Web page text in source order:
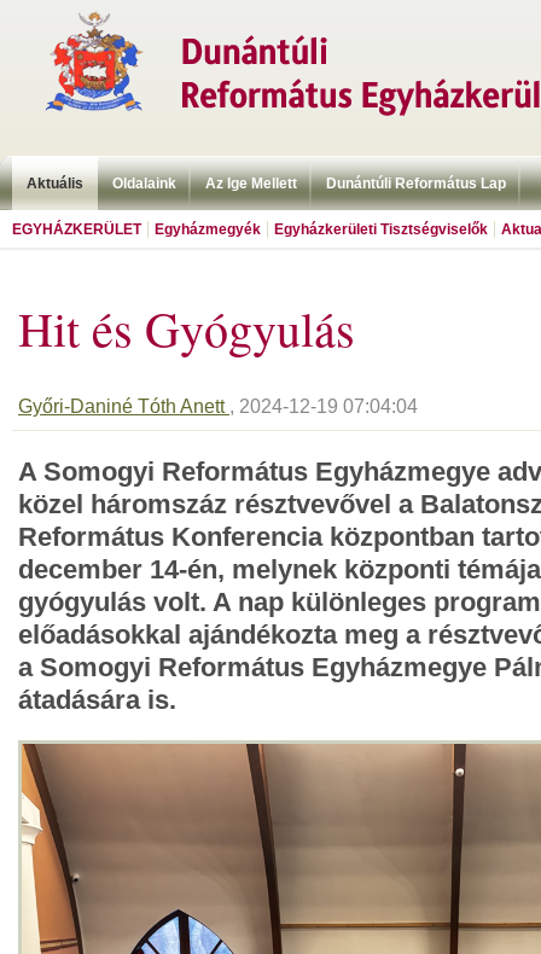
Aktuális Oldalaink Az Ige Mellett Dunántúli Református Lap
EGYHÁZKERÜLET Egyházmegyék Egyházkerületi Tisztségviselők
Hit és Gyógyulás
Győri-Daniné Tóth Anett , 2024-12-19 07:04:04
A Somogyi Református Egyházmegye
közel háromszáz résztvevővel a
Református Konferencia központban
december 14-én, melynek központi
gyógyulás volt. A nap különleges
előadásokkal ajándékozta meg a
a Somogyi Református Egyházmegye
átadására is.